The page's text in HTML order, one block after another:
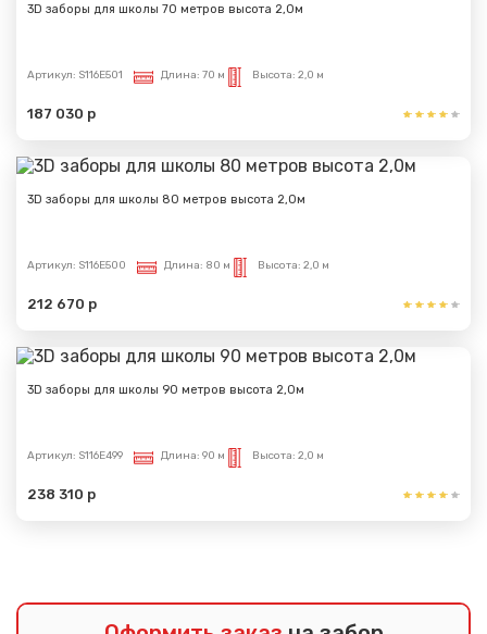
3D заборы для школы 70 метров высота 2,0м
Артикул: S116E501 Длина: 70 м Высота: 2,0 м
187 030 р
3D заборы для школы 80 метров высота 2,0м
Артикул: S116E500 Длина: 80 м Высота: 2,0 м
212 670 р
3D заборы для школы 90 метров высота 2,0м
Артикул: S116E499 Длина: 90 м Высота: 2,0 м
238 310 р